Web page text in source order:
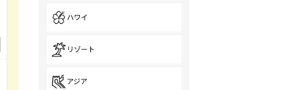
ハワイ
リゾート
アジア